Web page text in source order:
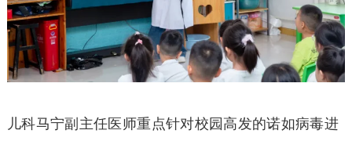
儿科马宁副主任医师重点针对校园高发的诺如病毒进